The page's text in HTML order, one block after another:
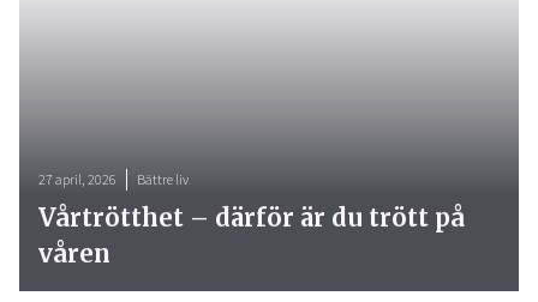
27 april, 2026 Bättre liv
Vårtrötthet – därför är du trött på
våren